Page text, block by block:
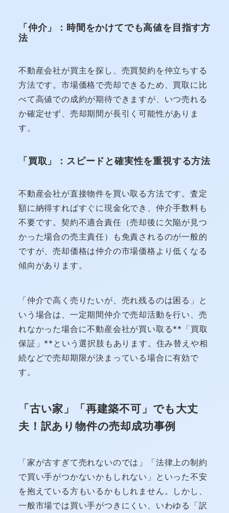
「仲介」：時間をかけてでも高値を目指す方
法
不動産会社が買主を探し、売買契約を仲立ちする
方法です。市場価格で売却できるため、買取に比
べて高値での成約が期待できますが、いつ売れる
か確定せず、売却期間が長引く可能性がありま
す。
「買取」：スピードと確実性を重視する方法
不動産会社が直接物件を買い取る方法です。査定
額に納得すればすぐに現金化でき、仲介手数料も
不要です。契約不適合責任（売却後に欠陥が見つ
かった場合の売主責任）も免責されるのが一般的
ですが、売却価格は仲介の市場価格より低くなる
傾向があります。
「仲介で高く売りたいが、売れ残るのは困る」と
いう場合は、一定期間仲介で売却活動を行い、売
れなかった場合に不動産会社が買い取る**「買取
保証」**という選択肢もあります。住み替えや相
続などで売却期限が決まっている場合に有効で
す。
「古い家」「再建築不可」でも大丈
夫！訳あり物件の売却成功事例
「家が古すぎて売れないのでは」「法律上の制約
で買い手がつかないかもしれない」といった不安
を抱えている方もいるかもしれません。しかし、
一般市場では買い手がつきにくい、いわゆる「訳